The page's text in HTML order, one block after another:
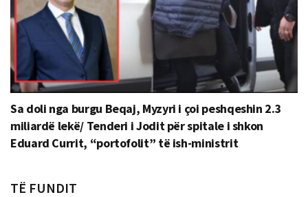
Sa doli nga burgu Beqaj, Myzyri i çoi peshqeshin 2.3
miliardë lekë/ Tenderi i Jodit për spitale i shkon
Eduard Currit, “portofolit” të ish-ministrit
TË FUNDIT